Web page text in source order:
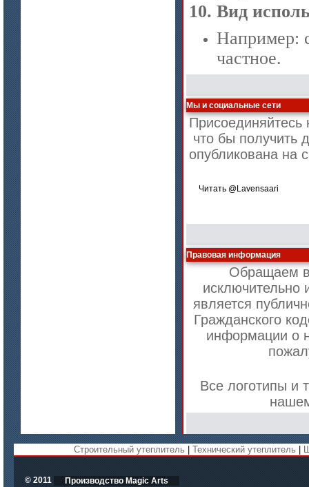
10. Вид
Например:
частное.
Мы и социальные сети
Присоединяйтесь
что бы получить
опубликована
Читать @Lavensaari
Правовая информация
Обращаем
исключительно
является
Гражданского
информации о
Все логотипы и
Строительный утеплитель Технический утеплитель
© 2011 Производство Magic Arts